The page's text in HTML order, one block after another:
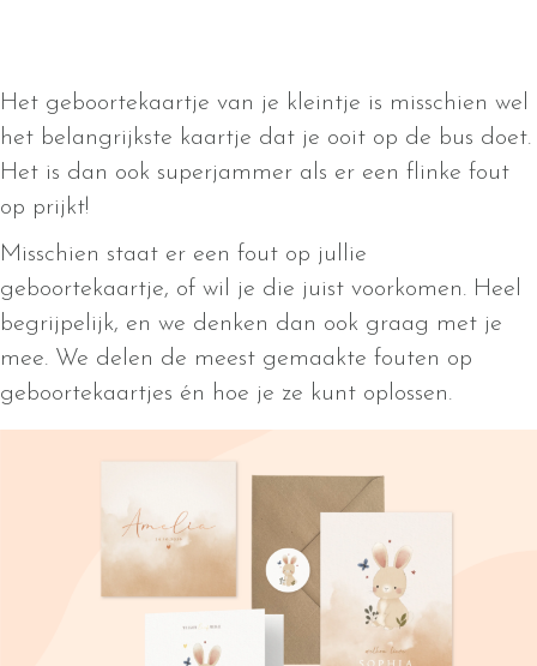
Het geboortekaartje van je kleintje is misschien wel
het belangrijkste kaartje dat je ooit op de bus doet.
Het is dan ook superjammer als er een flinke fout
op prijkt!
Misschien staat er een fout op jullie
geboortekaartje, of wil je die juist voorkomen. Heel
begrijpelijk, en we denken dan ook graag met je
mee. We delen de meest gemaakte fouten op
geboortekaartjes én hoe je ze kunt oplossen.